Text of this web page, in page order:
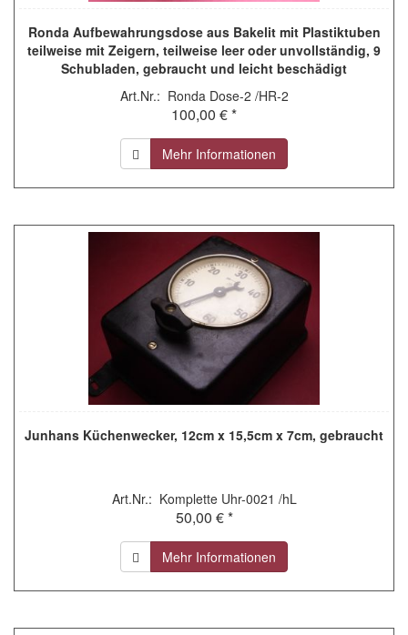
Ronda Aufbewahrungsdose aus Bakelit mit Plastiktuben
teilweise mit Zeigern, teilweise leer oder unvollständig, 9
Schubladen, gebraucht und leicht beschädigt
Art.Nr.: Ronda Dose-2 /HR-2
100,00 € *
Mehr Informationen
Junhans Küchenwecker, 12cm x 15,5cm x 7cm, gebraucht
Art.Nr.: Komplette Uhr-0021 /hL
50,00 € *
Mehr Informationen